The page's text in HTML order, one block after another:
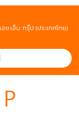
.เอ็ม. กรุ๊ป (ประเทศไทย)